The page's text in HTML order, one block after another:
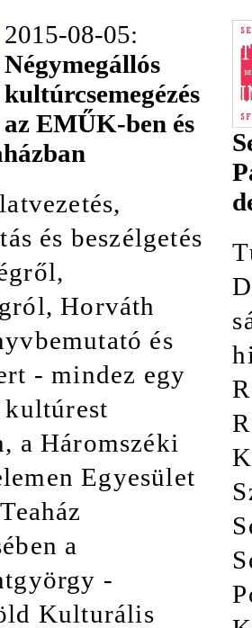
2015-08-05:
Négymegállós
kultúrcsemegézés
az EMŰK-ben és
és beszélgetés
Horváth
és
- mindez egy
kultúrest
a Háromszéki
Egyesület
a
-
Kulturális